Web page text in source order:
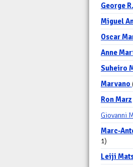
George
Miguel
Oscar
Anne
Suheiro
Marvano
Ron Marz
Giovanni
Marc-
1)
Leiji